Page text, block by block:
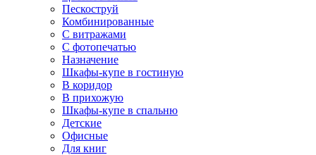
Пескоструй
Комбинированные
С витражами
С фотопечатью
Назначение
Шкафы-купе в гостиную
В коридор
В прихожую
Шкафы-купе в спальню
Детские
Офисные
Для книг